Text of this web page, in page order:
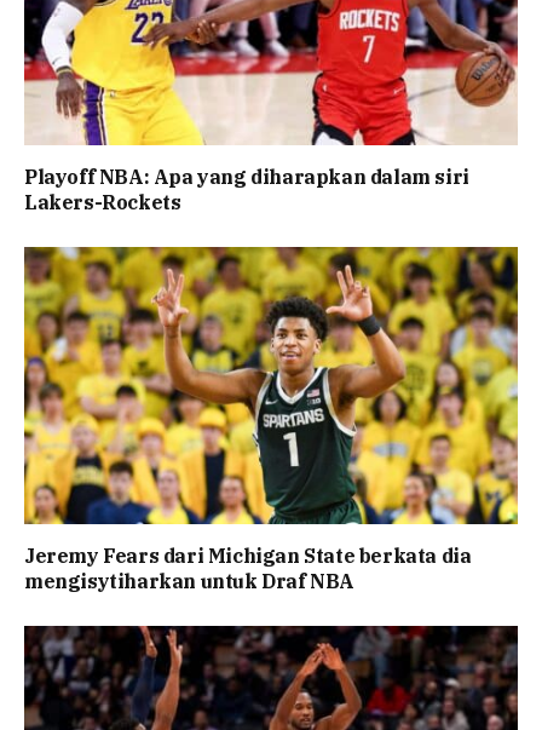
Playoff NBA: Apa yang diharapkan dalam siri
Lakers-Rockets
Jeremy Fears dari Michigan State berkata dia
mengisytiharkan untuk Draf NBA